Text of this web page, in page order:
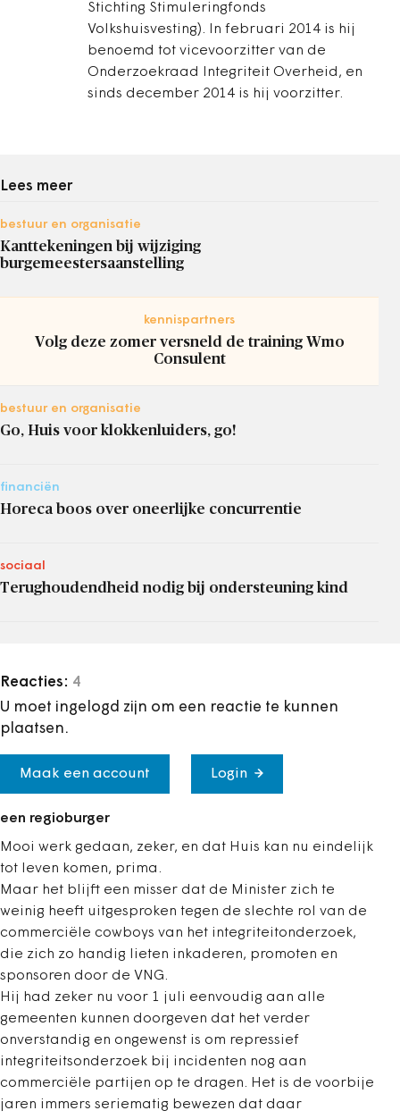
Stichting Stimuleringfonds
Volkshuisvesting). In februari 2014 is hij
benoemd tot vicevoorzitter van de
Onderzoekraad Integriteit Overheid, en
sinds december 2014 is hij voorzitter.
Lees meer
bestuur en organisatie
Kanttekeningen bij wijziging
burgemeestersaanstelling
kennispartners
Volg deze zomer versneld de training Wmo
Consulent
bestuur en organisatie
Go, Huis voor klokkenluiders, go!
financiën
Horeca boos over oneerlijke concurrentie
sociaal
Terughoudendheid nodig bij ondersteuning kind
Reacties: 4
U moet ingelogd zijn om een reactie te kunnen
plaatsen.
Maak een account Login
een regioburger
Mooi werk gedaan, zeker, en dat Huis kan nu eindelijk
tot leven komen, prima.
Maar het blijft een misser dat de Minister zich te
weinig heeft uitgesproken tegen de slechte rol van de
commerciële cowboys van het integriteitonderzoek,
die zich zo handig lieten inkaderen, promoten en
sponsoren door de VNG.
Hij had zeker nu voor 1 juli eenvoudig aan alle
gemeenten kunnen doorgeven dat het verder
onverstandig en ongewenst is om repressief
integriteitsonderzoek bij incidenten nog aan
commerciële partijen op te dragen. Het is de voorbije
jaren immers seriematig bewezen dat daar